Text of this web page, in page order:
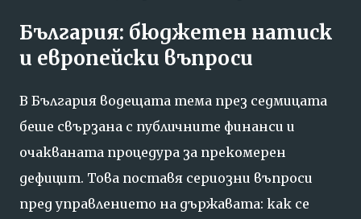
България: бюджетен натиск
и европейски въпроси
В България водещата тема през седмицата
беше свързана с публичните финанси и
очакваната процедура за прекомерен
дефицит. Това поставя сериозни въпроси
пред управлението на държавата: как се